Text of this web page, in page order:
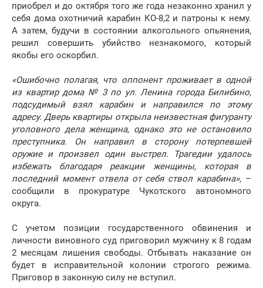
приобрел и до октября того же года незаконно хранил у
себя дома охотничий карабин КО-8,2 и патроны к нему.
А затем, будучи в состоянии алкогольного опьянения,
решил совершить убийство незнакомого, который
якобы его оскорбил.
«Ошибочно полагая, что оппонент проживает в одной
из квартир дома № 3 по ул. Ленина города Билибино,
подсудимый взял карабин и направился по этому
адресу. Дверь квартиры открыла неизвестная фигуранту
уголовного дела женщина, однако это не остановило
преступника. Он направил в сторону потерпевшей
оружие и произвел один выстрел. Трагедии удалось
избежать благодаря реакции женщины, которая в
последний момент отвела от себя ствол карабина», –
сообщили в прокуратуре Чукотского автономного
округа.
С учетом позиции государственного обвинения и
личности виновного суд приговорил мужчину к 8 годам
2 месяцам лишения свободы. Отбывать наказание он
будет в исправительной колонии строгого режима.
Приговор в законную силу не вступил.